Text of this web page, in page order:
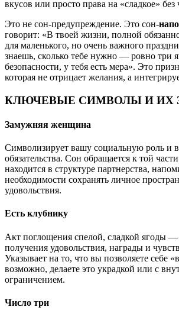
вкусов или просто права на «сладкое»
Это не сон-предупреждение. Это сон-
говорит: «В твоей жизни, полной
для маленького, но очень важного
знаешь, сколько тебе нужно — ровно три
безопасности, у тебя есть мера». Это
которая не отрицает желания, а
КЛЮЧЕВЫЕ СИМВОЛЫ И ИХ
Замужняя женщина
Символизирует вашу социальную роль и
обязательства. Сон обращается к той
находится в структуре партнерства,
необходимости сохранять личное
удовольствия.
Есть клубнику
Акт поглощения спелой, сладкой ягоды —
получения удовольствия, награды и
Указывает на то, что вы позволяете себе
возможно, делаете это украдкой или с
ограничением.
Число три